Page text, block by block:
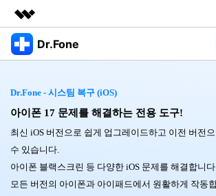
주요 제품
유틸리티
개요
회사 소개
뉴스룸
플랜 및 가격
Dr.Fone
특징
Dr.Fone Basic
폴 툴킷 보기 >
프로그램
탐색 및 발견
닥터폰 하이라이트 살펴보기
리소스
Dr.Fone - 시스팀 복구 (iOS)
아이폰 17 문제를 해결하는 전용 도구!
최신 iOS 버전으로 쉽게 업그레이드하고 이전 버전
수 있습니다.
아이폰 블랙스크린 등 다양한 iOS 문제를 해결합니
모든 버전의 아이폰과 아이패드에서 원활하게 작동